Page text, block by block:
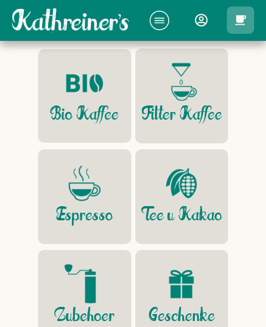
Bio Kaffee Filter Kaffee
Espresso Tee u Kakao
Zubehoer Geschenke